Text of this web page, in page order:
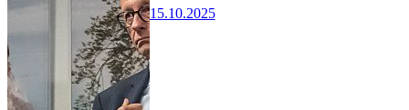
15.10.2025